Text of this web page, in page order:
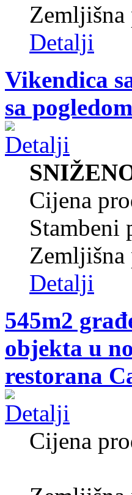
Zemljišna
Detalji
Vikendica
sa
Cijena
Stambeni
Zemljišna
Detalji
545m2
objekta u
restorana
Cijena